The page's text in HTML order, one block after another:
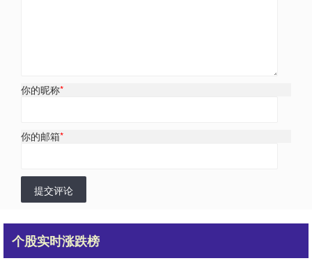
你的昵称*
你的邮箱*
提交评论
个股实时涨跌榜